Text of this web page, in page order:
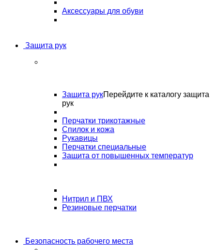
Аксессуары для обуви
Защита рук
Защита рукПерейдите к каталогу защита
рук
Перчатки трикотажные
Спилок и кожа
Рукавицы
Перчатки специальные
Защита от повышенных температур
Нитрил и ПВХ
Резиновые перчатки
Безопасность рабочего места